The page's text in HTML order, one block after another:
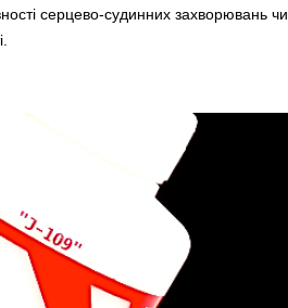
серцево-судинних захворювань чи